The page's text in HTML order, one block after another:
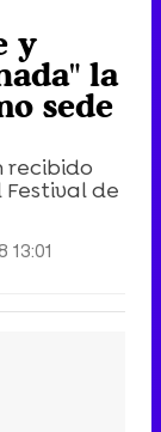
y
la
sede
recibido
de
13:01